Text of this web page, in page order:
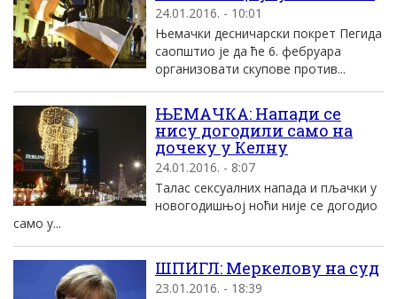
24.01.2016. - 10:01
Њемачки десничарски покрет Пегида
саопштио је да ће 6. фебруара
организовати скупове против...
ЊЕМАЧКА: Напади се
нису догодили само на
дочеку у Келну
24.01.2016. - 8:07
Талас сексуалних напада и пљачки у
новогодишњој ноћи није се догодио
само у...
ШПИГЛ: Меркелову на суд
23.01.2016. - 18:39